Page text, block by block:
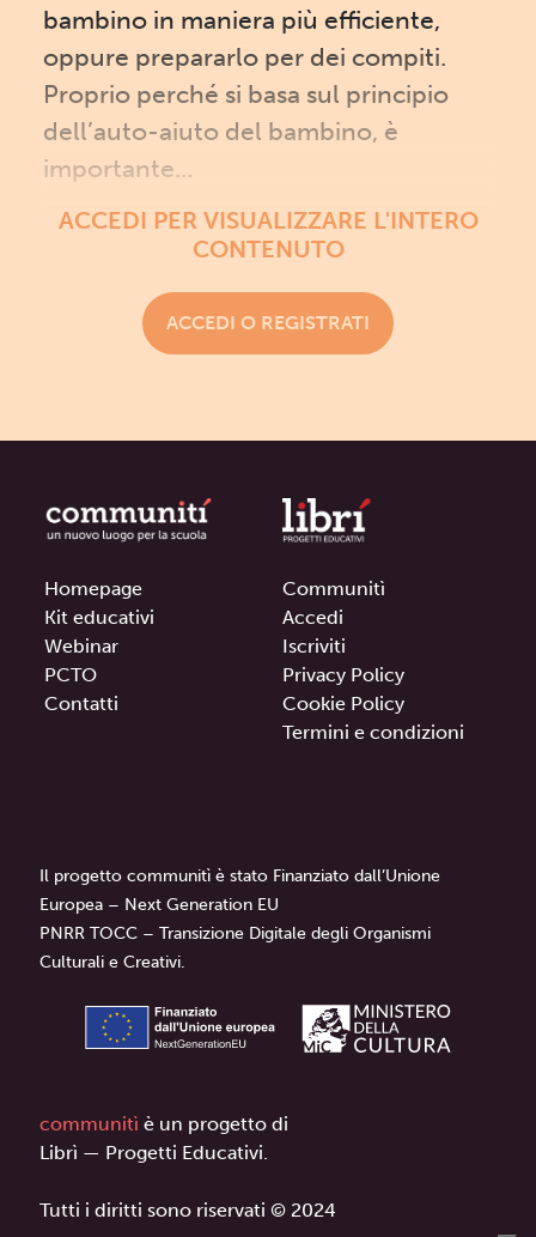
bambino in maniera più efficiente,
oppure prepararlo per dei compiti.
Proprio perché si basa sul principio
dell’auto-aiuto del bambino, è
importante...
ACCEDI PER VISUALIZZARE L'INTERO
CONTENUTO
ACCEDI O REGISTRATI
Homepage
Kit educativi
Webinar
PCTO
Contatti
Communitì
Accedi
Iscriviti
Privacy Policy
Cookie Policy
Termini e condizioni
Il progetto communitì è stato Finanziato dall’Unione
Europea – Next Generation EU
PNRR TOCC – Transizione Digitale degli Organismi
Culturali e Creativi.
communitì è un progetto di
Librì — Progetti Educativi.
Tutti i diritti sono riservati © 2024